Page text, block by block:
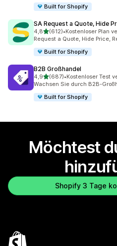
Built for Shopify
SA Request a Quote, Hide
4,8von 5 Sternen
(612)
612 Rezensionen insgesamt
•Kostenloser Plan
Request a Quote, Hide Price,
Built for Shopify
B2B Großhandel
4,9von 5 Sternen
(687)
687 Rezensionen insgesamt
•Kostenloser Test
Wachsen Sie durch B2B-
Built for Shopify
Möchtest
Shopify 3 Tage